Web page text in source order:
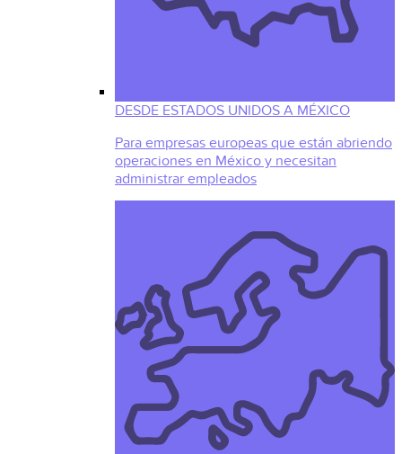
DESDE ESTADOS UNIDOS A MÉXICO
Para empresas europeas que están abriendo
operaciones en México y necesitan
administrar empleados